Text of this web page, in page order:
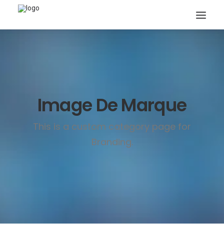
Search
Image De Marque
This is a custom category page for
Branding.